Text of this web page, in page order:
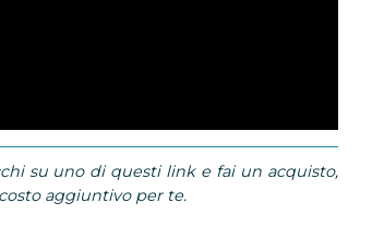
su uno di questi link e fai un acquisto,
aggiuntivo per te.